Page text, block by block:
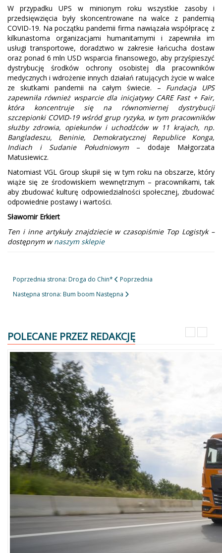
W przypadku UPS w minionym roku wszystkie zasoby i
przedsięwzięcia były skoncentrowane na walce z pandemią
COVID-19. Na początku pandemii firma nawiązała współpracę z
kilkunastoma organizacjami humanitarnymi i zapewniła im
usługi transportowe, doradztwo w zakresie łańcucha dostaw
oraz ponad 6 mln USD wsparcia finansowego, aby przyśpieszyć
dystrybucję środków ochrony osobistej dla pracowników
medycznych i wdrożenie innych działań ratujących życie w walce
ze skutkami pandemii na całym świecie. – Fundacja UPS
zapewniła również wsparcie dla inicjatywy CARE Fast + Fair,
która koncentruje się na równomiernej dystrybucji
szczepionki COVID-19 wśród grup ryzyka, w tym pracowników
służby zdrowia, opiekunów i uchodźców w 11 krajach, np.
Bangladeszu, Beninie, Demokratycznej Republice Konga,
Indiach i Sudanie Południowym– dodaje Małgorzata
Matusiewicz.
Natomiast VGL Group skupił się w tym roku na obszarze, który
wiąże się ze środowiskiem wewnętrznym – pracownikami, tak
aby zbudować kulturę odpowiedzialności społecznej, zbudować
odpowiednie postawy i wartości.
Sławomir Erkiert
Ten i inne artykuły znajdziecie w czasopiśmie Top Logistyk –
dostępnym wnaszym sklepie
Poprzednia strona: Droga do Chin*
Poprzednia
Następna strona: Bum boom Następna
POLECANE PRZEZ REDAKCJĘ